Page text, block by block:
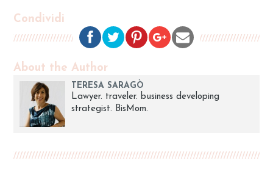
Condividi
About the Author
TERESA SARAGÒ
Lawyer. traveler. business developing
strategist. BisMom.